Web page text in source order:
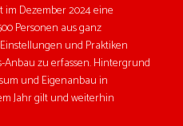
Dezember 2024 eine
Personen aus ganz
und Praktiken
zu erfassen. Hintergrund
und Eigenanbau in
Jahr gilt und weiterhin